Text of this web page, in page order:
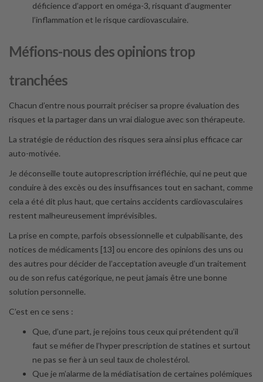
déficience d’apport en oméga-3, risquant d’augmenter
l’inflammation et le risque cardiovasculaire.
Méfions-nous des opinions trop
tranchées
Chacun d’entre nous pourrait préciser sa propre évaluation des
risques et la partager dans un vrai dialogue avec son thérapeute.
La stratégie de réduction des risques sera ainsi plus efficace car
auto-motivée.
Je déconseille toute autoprescription irréfléchie, qui ne peut que
conduire à des excès ou des insuffisances tout en sachant, comme
cela a été dit plus haut, que certains accidents cardiovasculaires
restent malheureusement imprévisibles.
La prise en compte, parfois obsessionnelle et culpabilisante, des
notices de médicaments [13] ou encore des opinions des uns ou
des autres pour décider de l’acceptation aveugle d’un traitement
ou de son refus catégorique, ne peut jamais être une bonne
solution personnelle.
C’est en ce sens :
Que, d’une part, je rejoins tous ceux qui prétendent qu’il
faut se méfier de l’hyper prescription de statines et surtout
ne pas se fier à un seul taux de cholestérol.
Que je m’alarme de la médiatisation de certaines polémiques